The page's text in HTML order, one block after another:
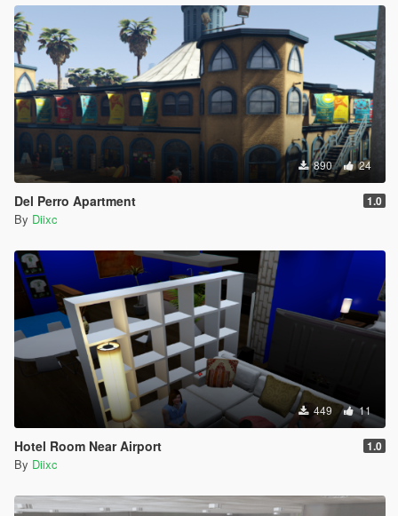
890 24
Del Perro Apartment 1.0
By Diixc
449 11
Hotel Room Near Airport 1.0
By Diixc